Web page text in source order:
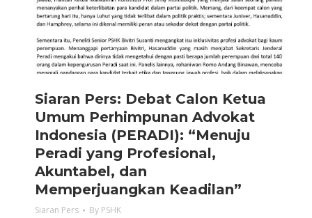
Siaran Pers: Debat Calon Ketua
Umum Perhimpunan Advokat
Indonesia (PERADI): “Menuju
Peradi yang Profesional,
Akuntabel, dan
Memperjuangkan Keadilan”
Siaran Pers By PSHK